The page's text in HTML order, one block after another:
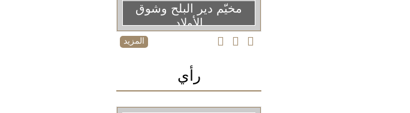
مخيّم دير البلح وشوق
الأولاد
المزيد
رأي